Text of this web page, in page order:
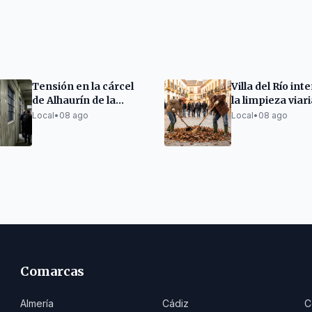
Tensión en la cárcel
de Alhaurín de la
Torre: pelea y hallazgo
Local• 08 ago
Villa del Río
la limpieza
mantenimiento
Local• 08 ago
Comarcas
Almería Cádiz